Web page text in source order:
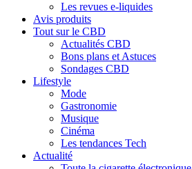
Les revues e-liquides
Avis produits
Tout sur le CBD
Actualités CBD
Bons plans et Astuces
Sondages CBD
Lifestyle
Mode
Gastronomie
Musique
Cinéma
Les tendances Tech
Actualité